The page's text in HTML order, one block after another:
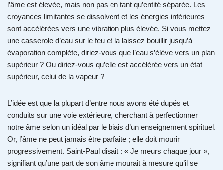
l’âme est élevée, mais non pas en tant qu’entité séparée. Les
croyances limitantes se dissolvent et les énergies inférieures
sont accélérées vers une vibration plus élevée. Si vous mettez
une casserole d’eau sur le feu et la laissez bouillir jusqu’à
évaporation complète, diriez-vous que l’eau s’élève vers un plan
supérieur ? Ou diriez-vous qu’elle est accélérée vers un état
supérieur, celui de la vapeur ?
L’idée est que la plupart d’entre nous avons été dupés et
conduits sur une voie extérieure, cherchant à perfectionner
notre âme selon un idéal par le biais d’un enseignement spirituel.
Or, l’âme ne peut jamais être parfaite ; elle doit mourir
progressivement. Saint-Paul disait : « Je meurs chaque jour »,
signifiant qu’une part de son âme mourait à mesure qu’il se